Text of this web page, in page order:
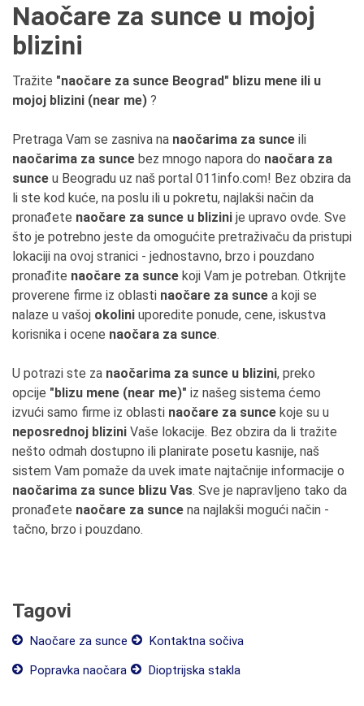
Naočare za sunce u mojoj
blizini
Tražite "naočare za sunce Beograd" blizu mene ili u
mojoj blizini (near me) ?
Pretraga Vam se zasniva na naočarima za sunce ili
naočarima za sunce bez mnogo napora do naočara za
sunce u Beogradu uz naš portal 011info.com! Bez obzira da
li ste kod kuće, na poslu ili u pokretu, najlakši način da
pronađete naočare za sunce u blizini je upravo ovde. Sve
što je potrebno jeste da omogućite pretraživaču da pristupi
lokaciji na ovoj stranici - jednostavno, brzo i pouzdano
pronađite naočare za sunce koji Vam je potreban. Otkrijte
proverene firme iz oblasti naočare za sunce a koji se
nalaze u vašoj okolini uporedite ponude, cene, iskustva
korisnika i ocene naočara za sunce.
U potrazi ste za naočarima za sunce u blizini, preko
opcije "blizu mene (near me)" iz našeg sistema ćemo
izvući samo firme iz oblasti naočare za sunce koje su u
neposrednoj blizini Vaše lokacije. Bez obzira da li tražite
nešto odmah dostupno ili planirate posetu kasnije, naš
sistem Vam pomaže da uvek imate najtačnije informacije o
naočarima za sunce blizu Vas. Sve je napravljeno tako da
pronađete naočare za sunce na najlakši mogući način -
tačno, brzo i pouzdano.
Tagovi
Naočare za sunce
Kontaktna sočiva
Popravka naočara
Dioptrijska stakla